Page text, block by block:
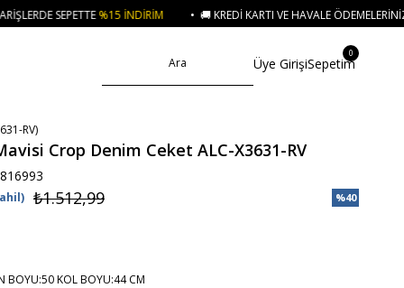
İNDIRIM • 🚚 KREDI KARTI VE HAVALE ÖDEMELERINIZDE 750₺ ÜZERI
Üye GirişiSepetim
0
RV)
Crop Denim Ceket ALC-X3631-RV
%40
₺1.512,99
BOYU:50 KOL BOYU:44 CM